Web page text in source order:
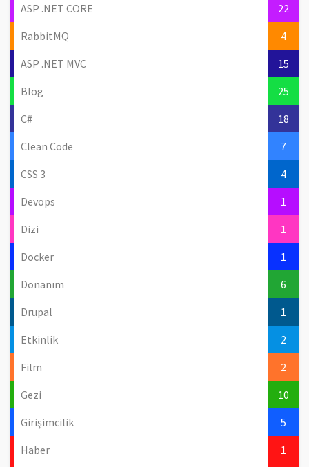
ASP .NET CORE
22
RabbitMQ
4
ASP .NET MVC
15
Blog
25
C#
18
Clean Code
7
CSS 3
4
Devops
1
Dizi
1
Docker
1
Donanım
6
Drupal
1
Etkinlik
2
Film
2
Gezi
10
Girişimcilik
5
Haber
1